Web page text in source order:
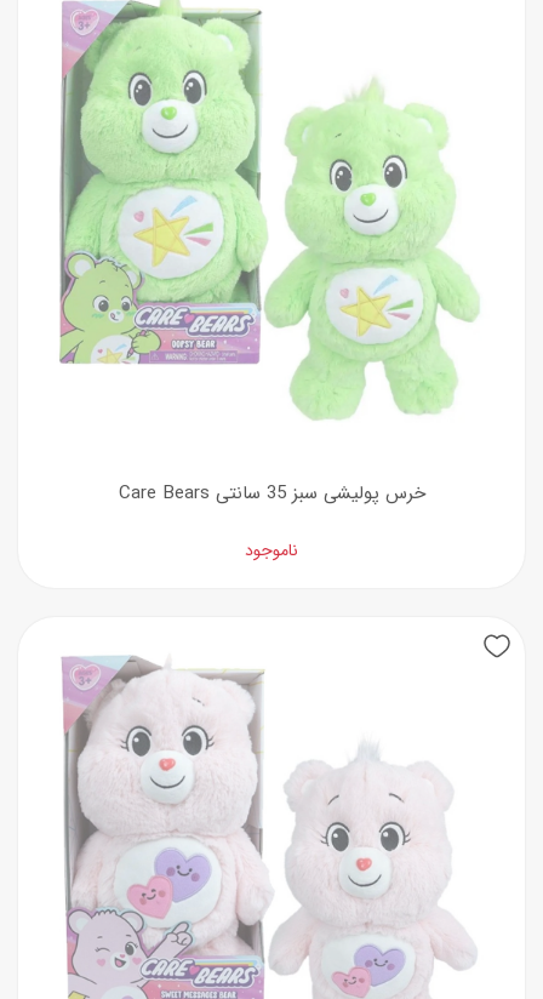
خرس پولیشی سبز 35 سانتی Care Bears
ناموجود